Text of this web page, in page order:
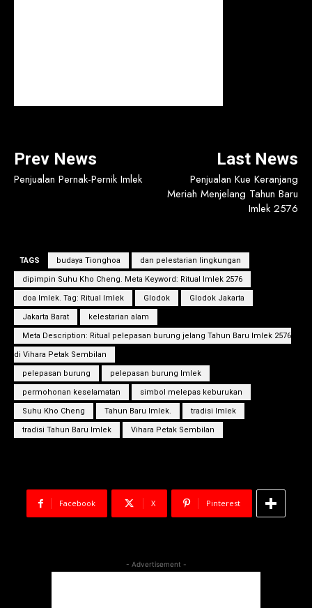
Prev News
Penjualan Pernak-Pernik Imlek
Last News
Penjualan Kue Keranjang
Meriah Menjelang Tahun Baru
Imlek 2576
TAGS budaya Tionghoa dan pelestarian lingkungan
dipimpin Suhu Kho Cheng. Meta Keyword: Ritual Imlek 2576
doa Imlek. Tag: Ritual Imlek Glodok Glodok Jakarta
Jakarta Barat kelestarian alam
Meta Description: Ritual pelepasan burung jelang Tahun Baru Imlek 2576
di Vihara Petak Sembilan
pelepasan burung pelepasan burung Imlek
permohonan keselamatan simbol melepas keburukan
Suhu Kho Cheng Tahun Baru Imlek. tradisi Imlek
tradisi Tahun Baru Imlek Vihara Petak Sembilan
Facebook X Pinterest
- Advertisement -